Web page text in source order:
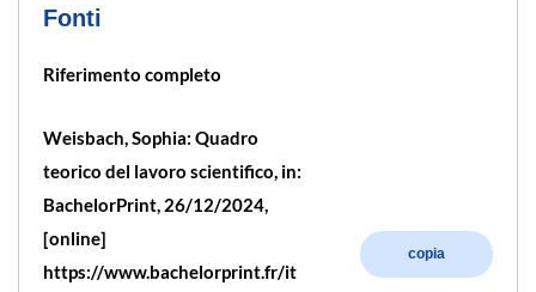
Fonti
Riferimento completo
Weisbach, Sophia: Quadro
teorico del lavoro scientifico, in:
BachelorPrint, 26/12/2024,
[online]
https://www.bachelorprint.fr/it
copia